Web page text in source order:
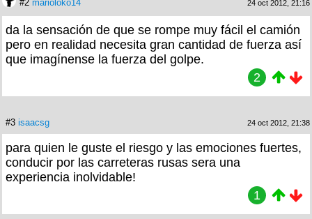
#2 marioloko14 24 oct 2012, 21:16
da la sensación de que se rompe muy fácil el camión
pero en realidad necesita gran cantidad de fuerza así
que imagínense la fuerza del golpe.
2
#3 isaacsg 24 oct 2012, 21:38
para quien le guste el riesgo y las emociones fuertes,
conducir por las carreteras rusas sera una
experiencia inolvidable!
1